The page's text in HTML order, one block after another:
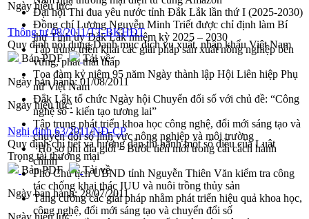
Đại hội Thi đua yêu nước tỉnh Đắk Lắk lần thứ I (2025-2030)
Đồng chí Lương Nguyễn Minh Triết được chỉ định làm Bí
thư Tỉnh ủy Đắk Lắk nhiệm kỳ 2025 – 2030
Tập trung triển khai các giải pháp sản xuất nông nghiệp bền
vững, phát thải thấp
Tọa đàm kỷ niệm 95 năm Ngày thành lập Hội Liên hiệp Phụ
nữ Việt Nam
Đắk Lắk tổ chức Ngày hội Chuyển đổi số với chủ đề: “Công
nghệ số - kiến tạo tương lai”
Tập trung phát triển khoa học công nghệ, đổi mới sáng tạo và
chuyển đổi số lĩnh vực nông nghiệp và môi trường
“Hồ sơ phi địa giới – Bước tiến mới trong cải cách hành
chính”
Phó Chủ tịch UBND tỉnh Nguyễn Thiên Văn kiểm tra công
tác chống khai thác IUU và nuôi trồng thủy sản
Tăng cường các giải pháp nhằm phát triển hiệu quả khoa học,
công nghệ, đổi mới sáng tạo và chuyển đổi số
Ngày hiệu lực:
Thông tư 08/2011/TT-BKHĐT
Quy định nội dung Danh mục dịch vụ xuất, nhập khẩu Việt Nam
Bản PDF
Tải về
Ngày ban hành:01/08/2011
Ngày hiệu lực:
Nghị định 63/2011/NĐ-CP
Quy định chi tiết và hướng dẫn thi hành một số điều của Luật
Trọng tài thương mại
Bản PDF
Tải về
Ngày ban hành:28/07/2011